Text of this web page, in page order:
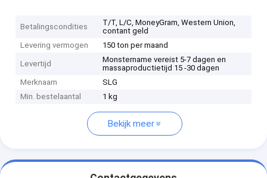
Betalingscondities
T/T, L/C, MoneyGram, Western Union,
contant geld
Levering vermogen
150 ton per maand
Levertijd
Monstername vereist 5-7 dagen en
massaproductietijd 15 -30 dagen
Merknaam
SLG
Min. bestelaantal
1 kg
Bekijk meer